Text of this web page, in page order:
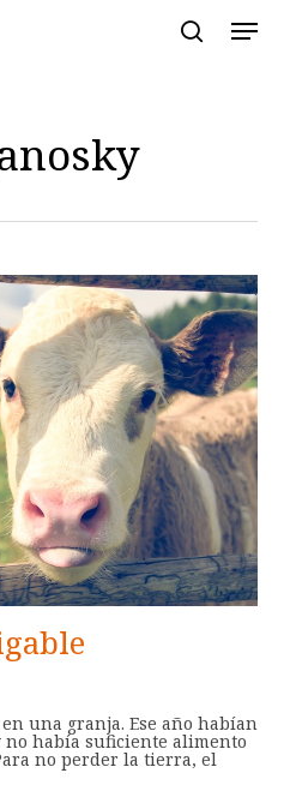
una granja. Ese año habían
había suficiente alimento
no perder la tierra, el